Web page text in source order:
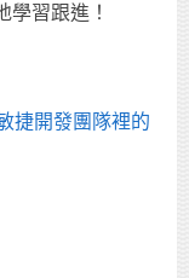
學習跟進！
捷開發團隊裡的